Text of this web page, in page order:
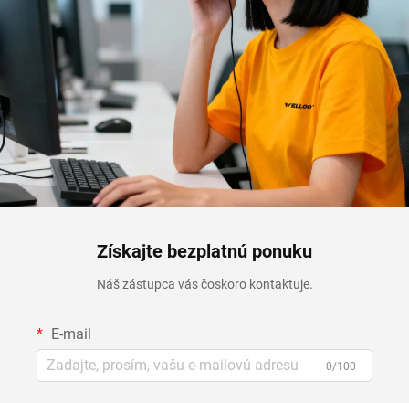
Získajte bezplatnú ponuku
Náš zástupca vás čoskoro kontaktuje.
E-mail
0/100